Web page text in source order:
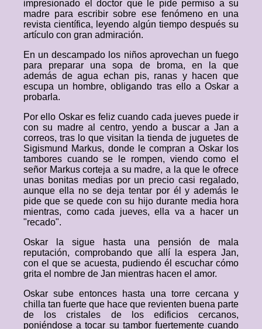
impresionado el doctor que le pide permiso a su
madre para escribir sobre ese fenómeno en una
revista científica, leyendo algún tiempo después su
artículo con gran admiración.
En un descampado los niños aprovechan un fuego
para preparar una sopa de broma, en la que
además de agua echan pis, ranas y hacen que
escupa un hombre, obligando tras ello a Oskar a
probarla.
Por ello Oskar es feliz cuando cada jueves puede ir
con su madre al centro, yendo a buscar a Jan a
correos, tras lo que visitan la tienda de juguetes de
Sigismund Markus, donde le compran a Oskar los
tambores cuando se le rompen, viendo como el
señor Markus corteja a su madre, a la que le ofrece
unas bonitas medias por un precio casi regalado,
aunque ella no se deja tentar por él y además le
pide que se quede con su hijo durante media hora
mientras, como cada jueves, ella va a hacer un
"recado".
Oskar la sigue hasta una pensión de mala
reputación, comprobando que allí la espera Jan,
con el que se acuesta, pudiendo él escuchar cómo
grita el nombre de Jan mientras hacen el amor.
Oskar sube entonces hasta una torre cercana y
chilla tan fuerte que hace que revienten buena parte
de los cristales de los edificios cercanos,
poniéndose a tocar su tambor fuertemente cuando